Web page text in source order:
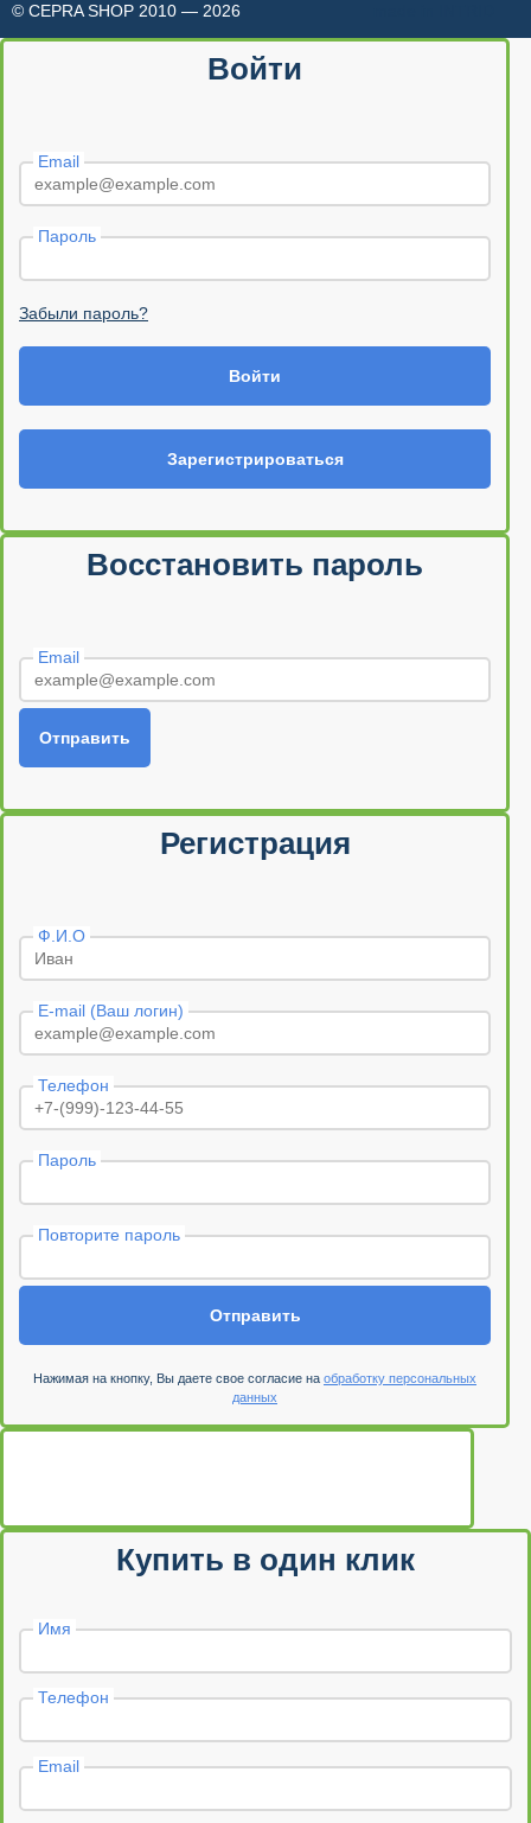
© CEPRA SHOP 2010 — 2026
Войти
Email
Пароль
Забыли пароль?
Войти
Зарегистрироваться
Восстановить пароль
Email
Отправить
Регистрация
Ф.И.О
E-mail (Ваш логин)
Телефон
Пароль
Повторите пароль
Отправить
Нажимая на кнопку, Вы даете свое согласие на обработку персональных
данных
Купить в один клик
Имя
Телефон
Email